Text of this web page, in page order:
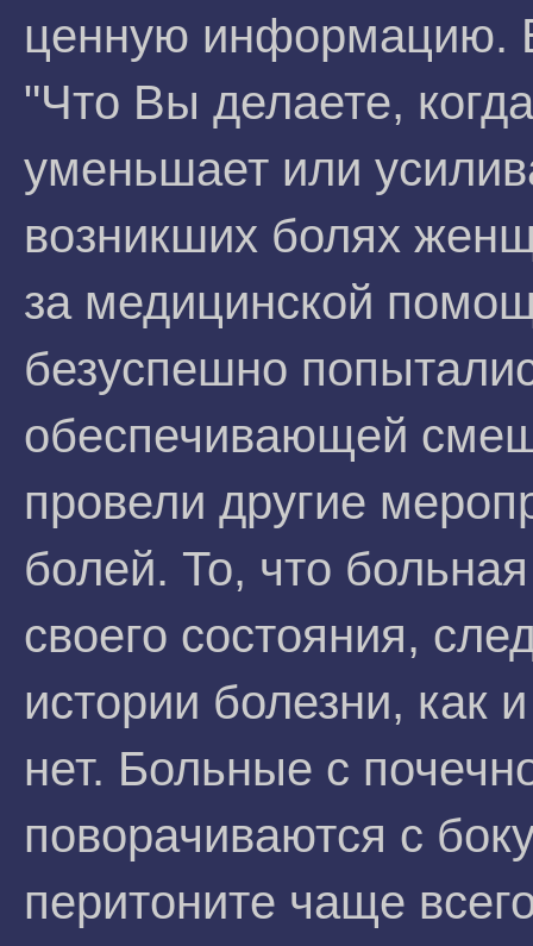
ценную информацию.
"Что Вы делаете,
уменьшает или
возникших болях
за медицинской
безуспешно
обеспечивающей
провели другие
болей. То, что
своего состояния,
истории болезни, как
нет. Больные с
поворачиваются с
перитоните чаще